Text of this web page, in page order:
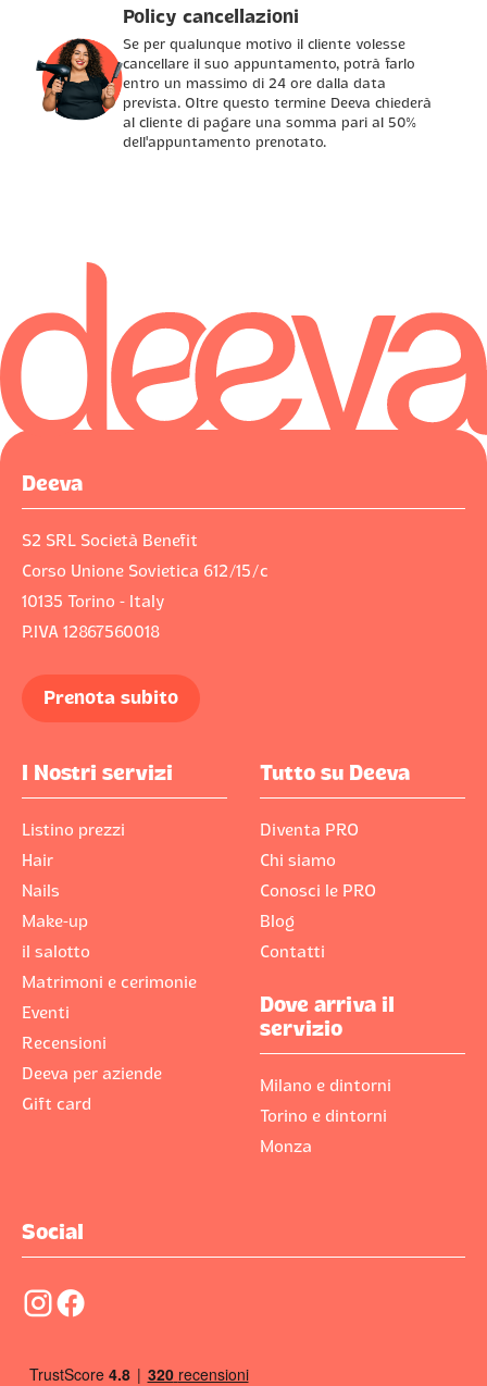
Policy cancellazioni
Se per qualunque motivo il cliente volesse
cancellare il suo appuntamento, potrà farlo
entro un massimo di 24 ore dalla data
prevista. Oltre questo termine Deeva chiederà
al cliente di pagare una somma pari al 50%
dell'appuntamento prenotato.
Deeva
S2 SRL Società Benefit
Corso Unione Sovietica 612/15/c
10135 Torino - Italy
P.IVA 12867560018
Prenota subito
I Nostri servizi
Listino prezzi
Hair
Nails
Make-up
il salotto
Matrimoni e cerimonie
Eventi
Recensioni
Deeva per aziende
Gift card
Tutto su Deeva
Diventa PRO
Chi siamo
Conosci le PRO
Blog
Contatti
Dove arriva il
servizio
Milano e dintorni
Torino e dintorni
Monza
Social
󰋾󰈌